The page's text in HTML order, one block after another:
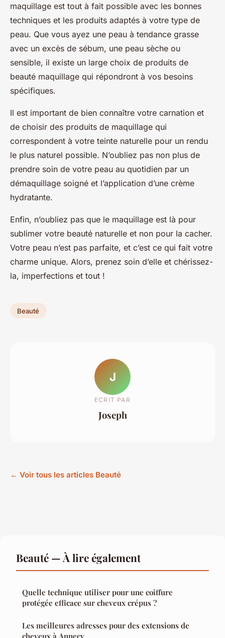
maquillage est tout à fait possible avec les bonnes
techniques et les produits adaptés à votre type de
peau. Que vous ayez une peau à tendance grasse
avec un excès de sébum, une peau sèche ou
sensible, il existe un large choix de produits de
beauté maquillage qui répondront à vos besoins
spécifiques.
Il est important de bien connaître votre carnation et
de choisir des produits de maquillage qui
correspondent à votre teinte naturelle pour un rendu
le plus naturel possible. N’oubliez pas non plus de
prendre soin de votre peau au quotidien par un
démaquillage soigné et l’application d’une crème
hydratante.
Enfin, n’oubliez pas que le maquillage est là pour
sublimer votre beauté naturelle et non pour la cacher.
Votre peau n’est pas parfaite, et c’est ce qui fait votre
charme unique. Alors, prenez soin d’elle et chérissez-
la, imperfections et tout !
Beauté
J
ECRIT PAR
Joseph
← Voir tous les articles Beauté
Beauté — À lire également
Quelle technique utiliser pour une coiffure
protégée efficace sur cheveux crépus ?
Les meilleures adresses pour des extensions de
cheveux à Annecy